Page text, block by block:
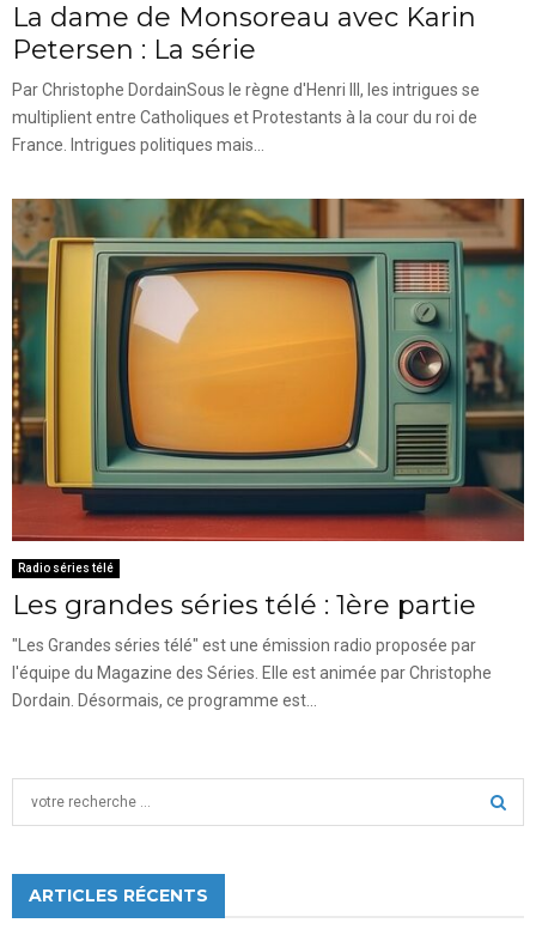
La dame de Monsoreau avec Karin
Petersen : La série
Par Christophe DordainSous le règne d'Henri III, les intrigues se
multiplient entre Catholiques et Protestants à la cour du roi de
France. Intrigues politiques mais...
Radio séries télé
Les grandes séries télé : 1ère partie
"Les Grandes séries télé" est une émission radio proposée par
l'équipe du Magazine des Séries. Elle est animée par Christophe
Dordain. Désormais, ce programme est...
h
ARTICLES RÉCENTS